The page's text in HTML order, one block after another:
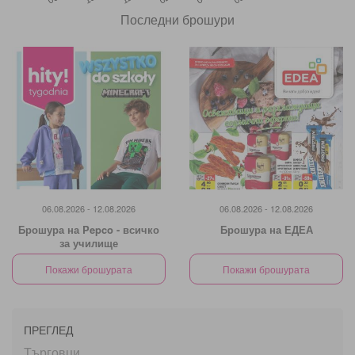
Последни брошури
06.08.2026 - 12.08.2026
Брошура на Pepco - всичко
за училище
Покажи брошурата
06.08.2026 - 12.08.2026
Брошура на ЕДЕА
Покажи брошурата
ПРЕГЛЕД